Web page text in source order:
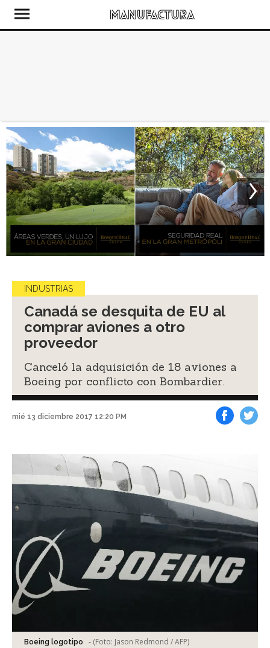
INDUSTRIAS
Canadá se desquita de EU al
comprar aviones a otro
proveedor
Canceló la adquisición de 18 aviones a
Boeing por conflicto con Bombardier.
mié 13 diciembre 2017 12:20 PM
Boeing logotipo - (Foto: Jason Redmond / AFP)